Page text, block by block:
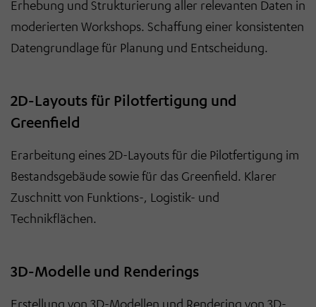
Erhebung und Strukturierung aller relevanten Daten in
moderierten Workshops. Schaffung einer konsistenten
Datengrundlage für Planung und Entscheidung.
2D-Layouts für Pilotfertigung und
Greenfield
Erarbeitung eines 2D-Layouts für die Pilotfertigung im
Bestandsgebäude sowie für das Greenfield. Klarer
Zuschnitt von Funktions-, Logistik- und
Technikflächen.
3D-Modelle und Renderings
Erstellung von 3D-Modellen und Rendering von 3D-